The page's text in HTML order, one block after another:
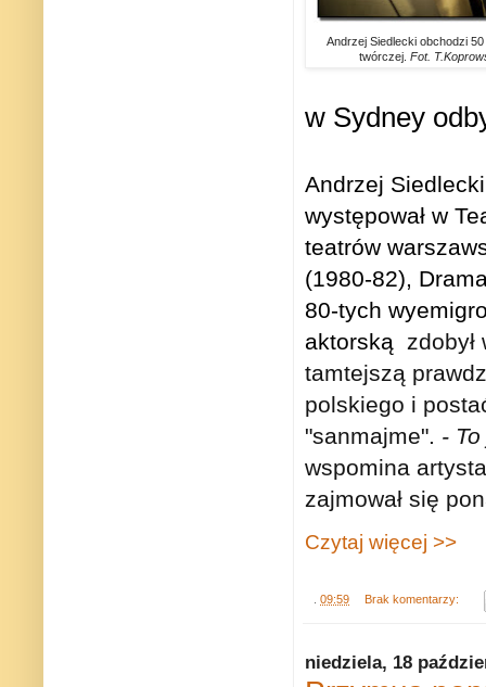
Andrzej Siedlecki obchodzi
twórczej. Fot.
w Sydney
Andrzej
występował w
teatrów
(1980-82),
80-tych
aktorską
tamtejszą
polskiego i
"sanmajme". -
wspomina
zajmował się
Czytaj więcej >>
09:59 Brak komentarzy:
niedziela, 18